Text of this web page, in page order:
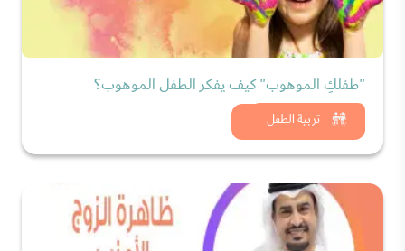
تربية الطفل
"طفلكِ الموهوب" كيف يفكر الطفل الموهوب؟
شاهد الان